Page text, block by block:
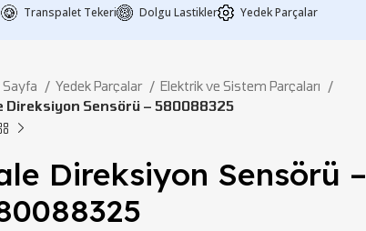
Transpalet Tekeri Dolgu Lastikler Yedek Parçalar
Yedek Parçalar
Elektrik ve Sistem Parçaları
Direksiyon Sensörü – 580088325
Direksiyon Sensörü –